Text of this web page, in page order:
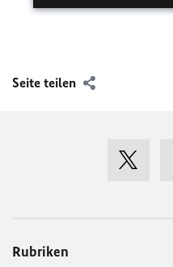
Seite teilen
Rubriken